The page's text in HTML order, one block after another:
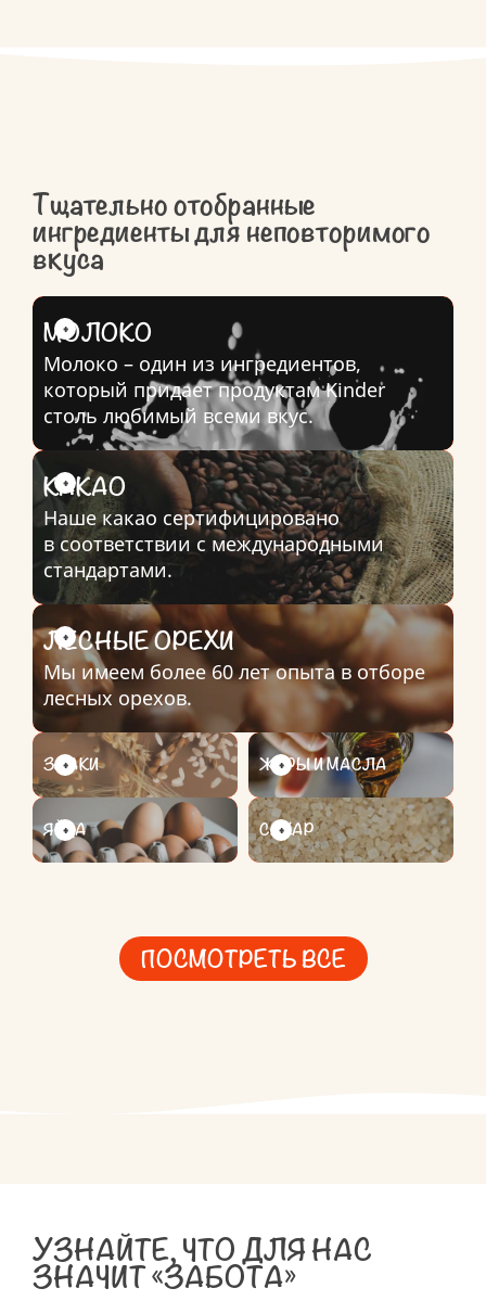
Тщательно отобранные
ингредиенты для неповторимого
вкуса
МОЛОКО
Молоко – один из ингредиентов,
который придает продуктамKinder
столь любимый всеми вкус.
КАКАО
Наше какао сертифицировано
в соответствии с международными
стандартами.
ЛЕСНЫЕ ОРЕХИ
Мы имеем более 60 лет опыта в отборе
лесных орехов.
ЗЛАКИ ЖИРЫ И МАСЛА
ЯЙЦА САХАР
ПОСМОТРЕТЬ ВСЕ
УЗНАЙТЕ, ЧТО ДЛЯ НАС
ЗНАЧИТ «ЗАБОТА»